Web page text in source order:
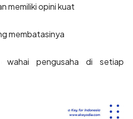
memiliki opini kuat
membatasinya
wahai pengusaha di setiap